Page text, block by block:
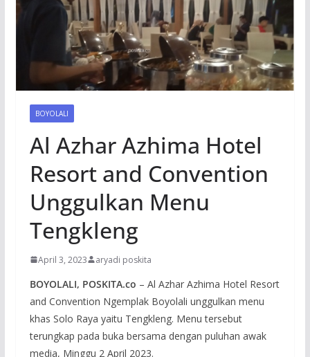
BOYOLALI
Al Azhar Azhima Hotel
Resort and Convention
Unggulkan Menu
Tengkleng
April 3, 2023 aryadi poskita
BOYOLALI, POSKITA.co – Al Azhar Azhima Hotel Resort
and Convention Ngemplak Boyolali unggulkan menu
khas Solo Raya yaitu Tengkleng. Menu tersebut
terungkap pada buka bersama dengan puluhan awak
media, Minggu 2 April 2023.